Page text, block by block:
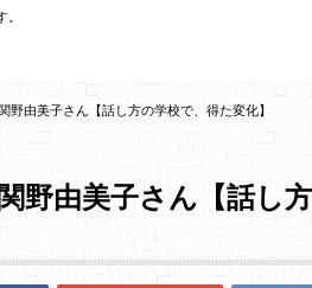
由美子さん【話し方の学校で、得た変化】
由美子さん【話し